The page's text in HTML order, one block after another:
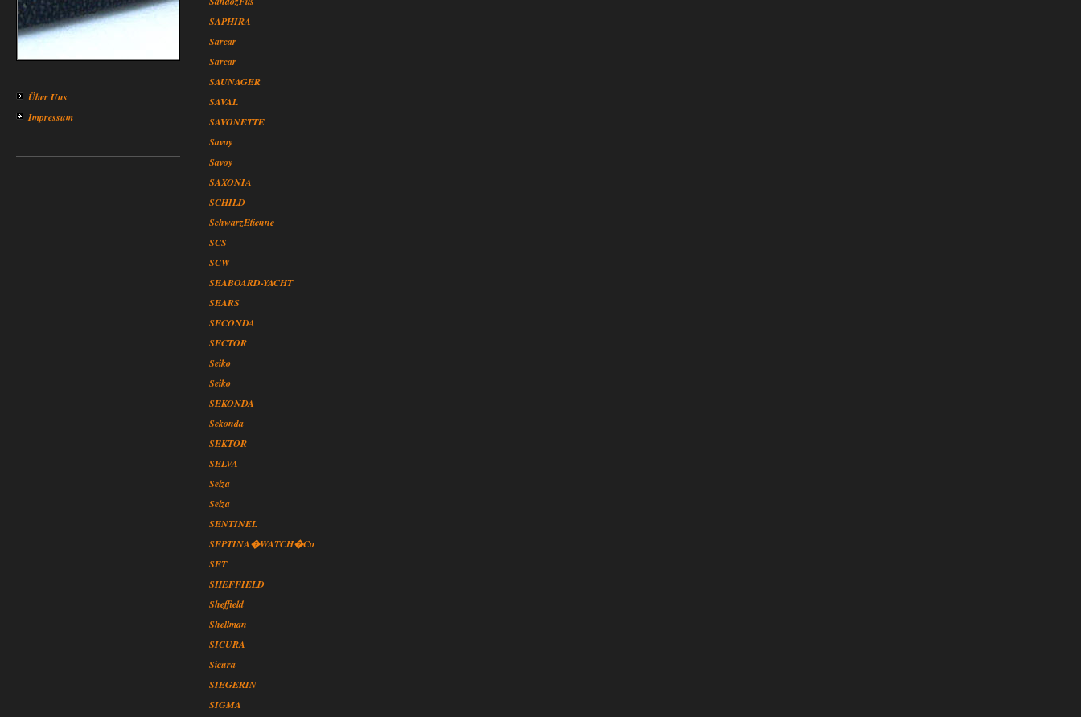
Über Uns
Impressum
SAPHIRA
Sarcar
Sarcar
SAUNAGER
SAVAL
SAVONETTE
Savoy
Savoy
SAXONIA
SCHILD
SchwarzEtienne
SCS
SCW
SEABOARD-YACHT
SEARS
SECONDA
SECTOR
Seiko
Seiko
SEKONDA
Sekonda
SEKTOR
SELVA
Selza
Selza
SENTINEL
SEPTINA�WATCH�Co
SET
SHEFFIELD
Sheffield
Shellman
SICURA
Sicura
SIEGERIN
SIGMA